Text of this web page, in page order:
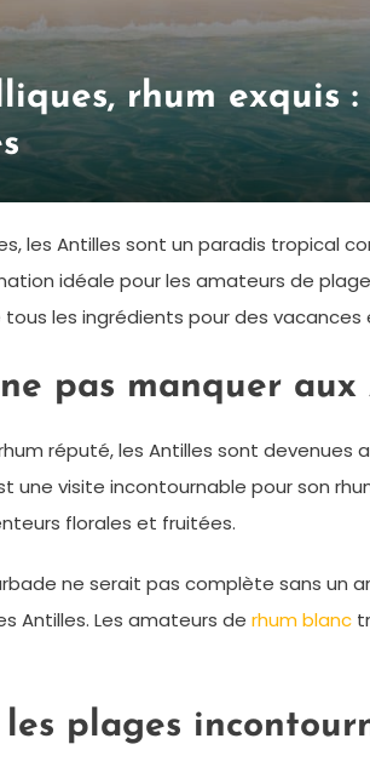
rhum exquis
les Antilles sont un paradis tropical
idéale pour les amateurs de
les ingrédients pour des
pas manquer
réputé, les Antilles sont devenues
une visite incontournable pour son
florales et fruitées.
ne serait pas complète sans un
Antilles. Les amateurs de rhum blanc
plages